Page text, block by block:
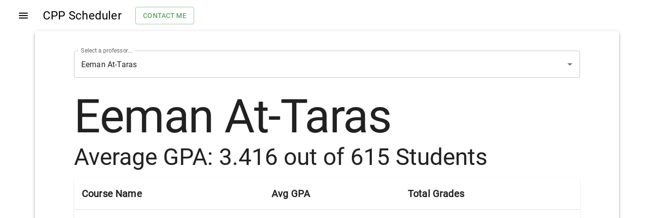
CPP Scheduler CONTACT ME
Select a professor...
Eeman At-Taras
Average GPA: 3.416 out of 615 Students
Course Name Avg GPA Total Grades